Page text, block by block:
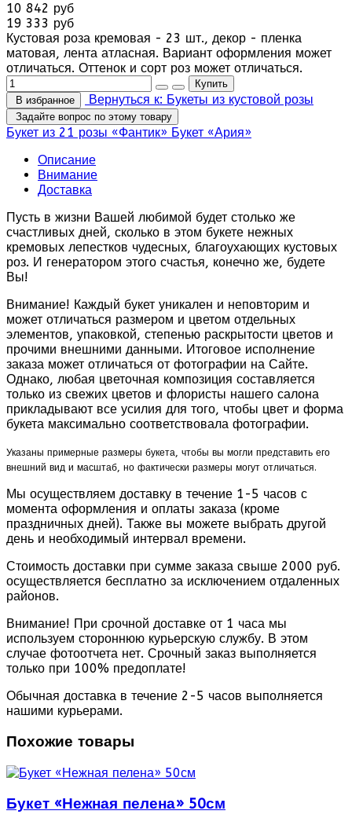
10 842 руб
19 333 руб
Кустовая роза кремовая - 23 шт., декор - пленка
матовая, лента атласная. Вариант оформления может
отличаться. Оттенок и сорт роз может отличаться.
В избранное Вернуться к: Букеты из кустовой розы
Задайте вопрос по этому товару
Букет из 21 розы «Фантик» Букет «Ария»
Описание
Внимание
Доставка
Пусть в жизни Вашей любимой будет столько же
счастливых дней, сколько в этом букете нежных
кремовых лепестков чудесных, благоухающих кустовых
роз. И генератором этого счастья, конечно же, будете
Вы!
Внимание! Каждый букет уникален и неповторим и
может отличаться размером и цветом отдельных
элементов, упаковкой, степенью раскрытости цветов и
прочими внешними данными. Итоговое исполнение
заказа может отличаться от фотографии на Сайте.
Однако, любая цветочная композиция составляется
только из свежих цветов и флористы нашего салона
прикладывают все усилия для того, чтобы цвет и форма
букета максимально соответствовала фотографии.
Указаны примерные размеры букета, чтобы вы могли представить его
внешний вид и масштаб, но фактически размеры могут отличаться.
Мы осуществляем доставку в течение 1-5 часов с
момента оформления и оплаты заказа (кроме
праздничных дней). Также вы можете выбрать другой
день и необходимый интервал времени.
Стоимость доставки при сумме заказа свыше 2000 руб.
осуществляется бесплатно за исключением отдаленных
районов.
Внимание! При срочной доставке от 1 часа мы
используем стороннюю курьерскую службу. В этом
случае фотоотчета нет. Срочный заказ выполняется
только при 100% предоплате!
Обычная доставка в течение 2-5 часов выполняется
нашими курьерами.
Похожие товары
Букет «Нежная пелена» 50см